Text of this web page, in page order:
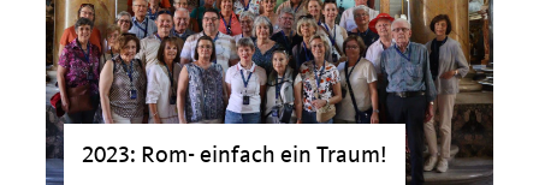
>
2023: Rom- einfach ein Traum!